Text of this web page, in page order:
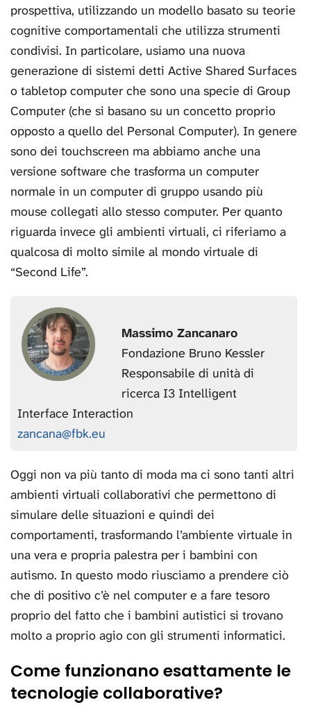
prospettiva, utilizzando un modello basato su teorie
cognitive comportamentali che utilizza strumenti
condivisi. In particolare, usiamo una nuova
generazione di sistemi detti Active Shared Surfaces
o tabletop computer che sono una specie di Group
Computer (che si basano su un concetto proprio
opposto a quello del Personal Computer). In genere
sono dei touchscreen ma abbiamo anche una
versione software che trasforma un computer
normale in un computer di gruppo usando più
mouse collegati allo stesso computer. Per quanto
riguarda invece gli ambienti virtuali, ci riferiamo a
qualcosa di molto simile al mondo virtuale di
“Second Life”.
Massimo Zancanaro
Fondazione Bruno Kessler
Responsabile di unità di
ricerca I3 Intelligent
Interface Interaction
zancana@fbk.eu
Oggi non va più tanto di moda ma ci sono tanti altri
ambienti virtuali collaborativi che permettono di
simulare delle situazioni e quindi dei
comportamenti, trasformando l’ambiente virtuale in
una vera e propria palestra per i bambini con
autismo. In questo modo riusciamo a prendere ciò
che di positivo c’è nel computer e a fare tesoro
proprio del fatto che i bambini autistici si trovano
molto a proprio agio con gli strumenti informatici.
Come funzionano esattamente le
tecnologie collaborative?